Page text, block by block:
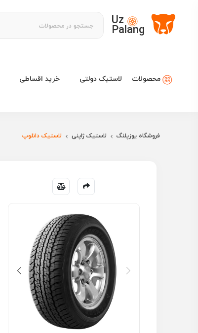
Uz
Palang
محصولات لاستیک دولتی خرید اقساطی
فروشگاه یوزپلنگ لاستیک ژاپنی لاستیک دانلوپ